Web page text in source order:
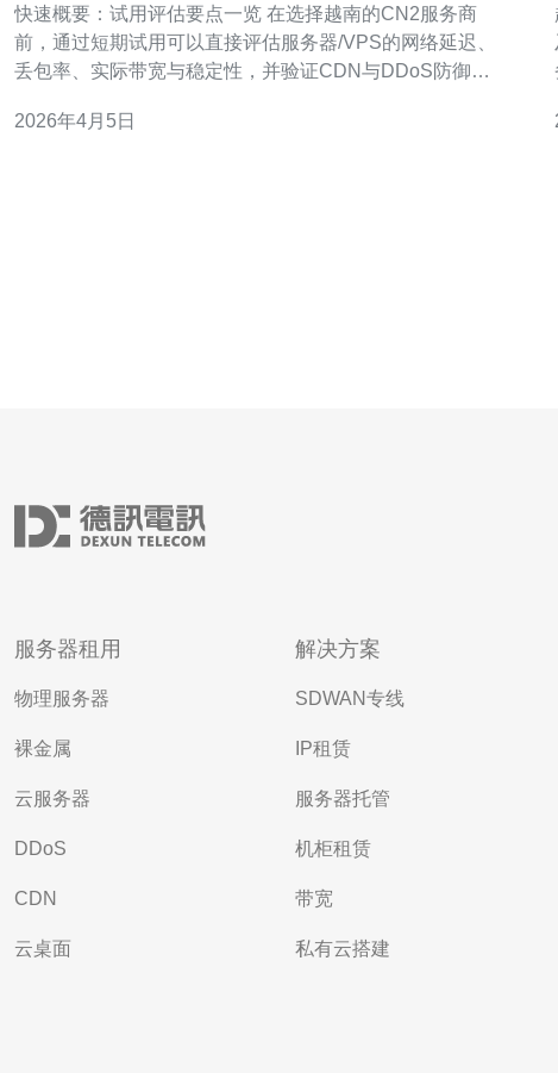
快速概要：试用评估要点一览 在选择越南的CN2服务商
前，通过短期试用可以直接评估服务器/VPS的网络延迟、
丢包率、实际带宽与稳定性，并验证CDN与DDoS防御策
和判定标准，帮助你在试用期内快速做出决策，推荐德讯
2026年4月5日
服务器租用
物理服务器
裸金属
云服务器
DDoS
CDN
云桌面
解决方案
SDWAN专线
IP租赁
服务器托管
机柜租赁
带宽
私有云搭建